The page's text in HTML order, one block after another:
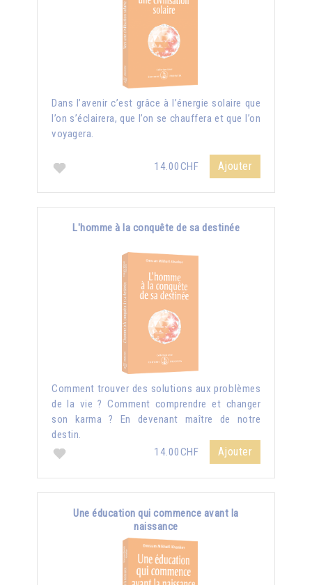
Dans l’avenir c’est grâce à l’énergie solaire que
l’on s’éclairera, que l’on se chauffera et que l’on
voyagera.
14.00CHF Ajouter
L'homme à la conquête de sa destinée
Comment trouver des solutions aux problèmes
de la vie ? Comment comprendre et changer
son karma ? En devenant maître de notre
destin.
14.00CHF
Ajouter
Une éducation qui commence avant la
naissance